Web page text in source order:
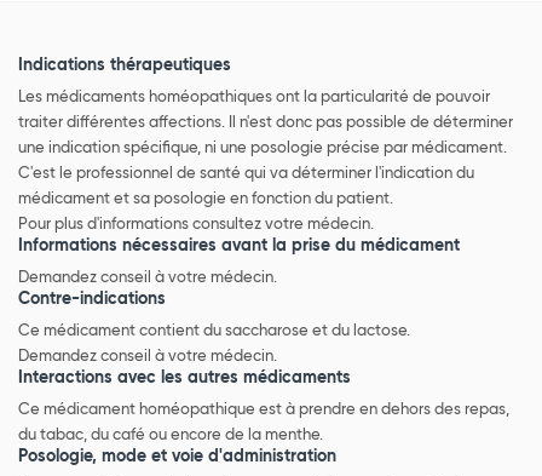
Indications thérapeutiques
Les médicaments homéopathiques ont la particularité de pouvoir
traiter différentes affections. Il n'est donc pas possible de déterminer
une indication spécifique, ni une posologie précise par médicament.
C'est le professionnel de santé qui va déterminer l'indication du
médicament et sa posologie en fonction du patient.
Pour plus d'informations consultez votre médecin.
Informations nécessaires avant la prise du médicament
Demandez conseil à votre médecin.
Contre-indications
Ce médicament contient du saccharose et du lactose.
Demandez conseil à votre médecin.
Interactions avec les autres médicaments
Ce médicament homéopathique est à prendre en dehors des repas,
du tabac, du café ou encore de la menthe.
Posologie, mode et voie d'administration